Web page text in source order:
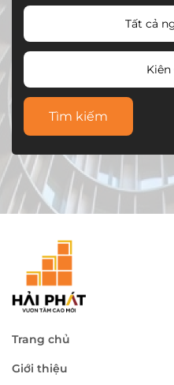
Tất cả
Kiên
Tìm kiếm
Trang chủ
Giới thiệu